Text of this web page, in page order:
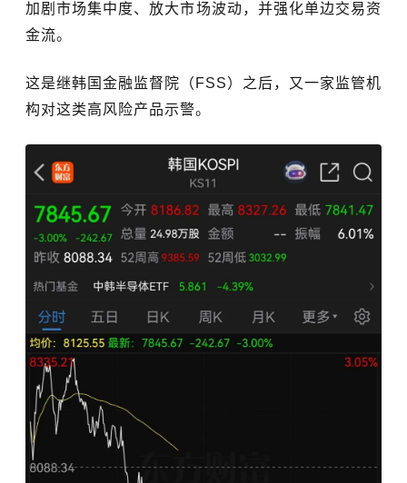
加剧市场集中度、放大市场波动，并强化单边交易资
金流。
这是继韩国金融监督院（FSS）之后，又一家监管机
构对这类高风险产品示警。